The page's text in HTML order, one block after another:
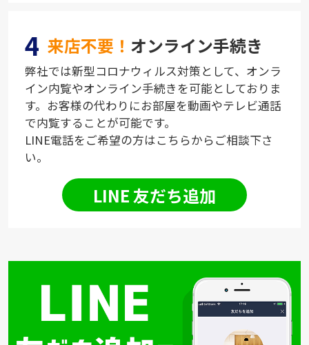
4 来店不要！ オンライン手続き
弊社では新型コロナウィルス対策として、オンラ
イン内覧やオンライン手続きを可能としておりま
す。お客様の代わりにお部屋を動画やテレビ通話
で内覧することが可能です。
LINE電話をご希望の方はこちらからご相談下さ
い。
LINE 友だち追加